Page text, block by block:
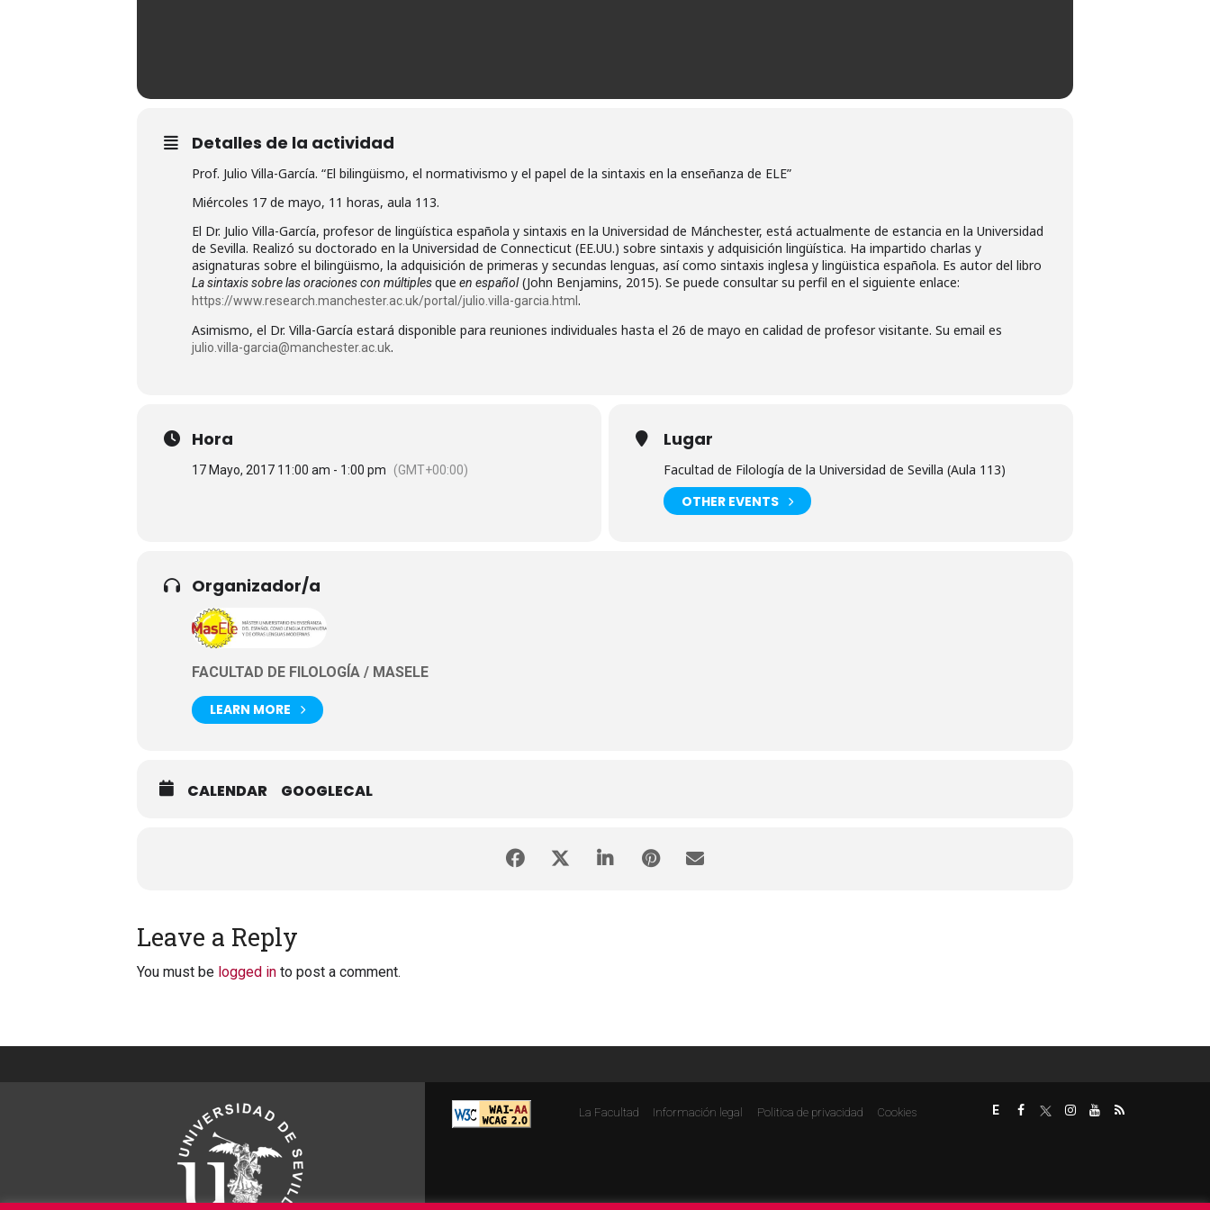
Detalles de la actividad
Prof. Julio Villa-García. “El bilingüismo, el normativismo y el papel de la sintaxis en la enseñanza de ELE”
Miércoles 17 de mayo, 11 horas, aula 113.
El Dr. Julio Villa-García, profesor de lingüística española y sintaxis en la Universidad de Mánchester, está actualmente de estancia en la Universidad
de Sevilla. Realizó su doctorado en la Universidad de Connecticut (EE.UU.) sobre sintaxis y adquisición lingüística. Ha impartido charlas y
asignaturas sobre el bilingüismo, la adquisición de primeras y secundas lenguas, así como sintaxis inglesa y lingüistica española. Es autor del libro
La sintaxis sobre las oraciones con múltiplesque en español(John Benjamins, 2015). Se puede consultar su perfil en el siguiente enlace:
https://www.research.manchester.ac.uk/portal/julio.villa-garcia.html .
Asimismo, el Dr. Villa-García estará disponible para reuniones individuales hasta el 26 de mayo en calidad de profesor visitante. Su email es
julio.villa-garcia@manchester.ac.uk.
Hora
17 Mayo, 2017 11:00 am - 1:00 pm (GMT+00:00)
Lugar
Facultad de Filología de la Universidad de Sevilla (Aula 113)
OTHER EVENTS
Organizador/a
FACULTAD DE FILOLOGÍA / MASELE
LEARN MORE
CALENDAR GOOGLECAL
Leave a Reply
You must be logged in to post a comment.
La Facultad Información legal Politica de privacidad Cookies E